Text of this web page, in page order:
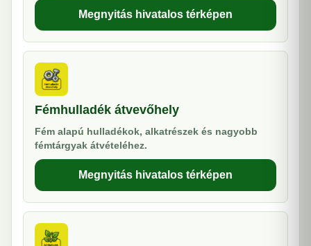
Megnyitás hivatalos térképen
Fémhulladék átvevőhely
Fém alapú hulladékok, alkatrészek és nagyobb
fémtárgyak átvételéhez.
Megnyitás hivatalos térképen